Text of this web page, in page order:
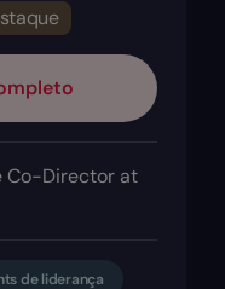
Co-Director at
de liderança